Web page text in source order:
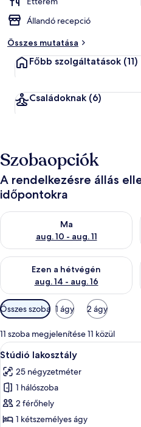
Állandó recepció
Összes mutatása
Főbb szolgáltatások (11)
Családoknak (6)
Szobaopciók
A rendelkezésre állás
időpontokra
Ma
aug. 10 - aug. 11
A ma esti rendelkezésre állás
Ezen a hétvégén
aug. 14 - aug. 16
A mostani hétvégi
Szobákhoz
rendelkezésre
álló
szűrők
Összes szoba 1 ágy 2 ágy
11 szoba megjelenítése 11 közül
A
következő
szoba
összes
képének
megtekintése:
6
Stúdió lakosztály
25 négyzetméter
1 hálószoba
2 férőhely
1 kétszemélyes ágy